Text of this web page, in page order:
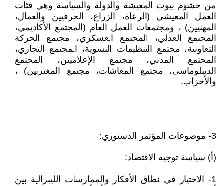
من خشوم بيوت المعيشة والدولة والسياسة وهي فئات
العمل المعيشي (الرعاة، الزراع، الحرفيين والعمال،
المهنيين) ، ومجتمعات العمل العام (المجتمع الأكاديمي،
المجتمع العدلي، المجتمع العسكري، مجتمع الحركة
التعاونية، مجتمع التنظيمات النسوية، المجتمع التجاري،
المجتمع المدني، مجتمع الإعلاميين، المجتمع
الديبلوماسي، مجتمع المعاشات، مجتمع المغتربين) ،
والأحزاب.
3- موضوعات المؤتمر الدستوري:
(أ) سياسة توجيه الاقتصاد:
1- الاختيار في نطاق الأفكار والممارسات الليبرالية بين